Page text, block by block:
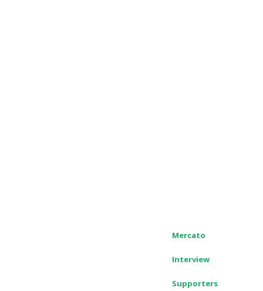
Mercato
Interview
Supporters